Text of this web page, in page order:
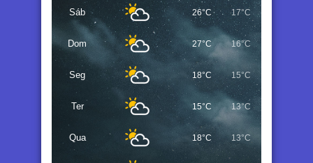
Sáb 26°C 17°C
Dom 27°C 16°C
Seg 18°C 15°C
Ter 15°C 13°C
Qua 18°C 13°C